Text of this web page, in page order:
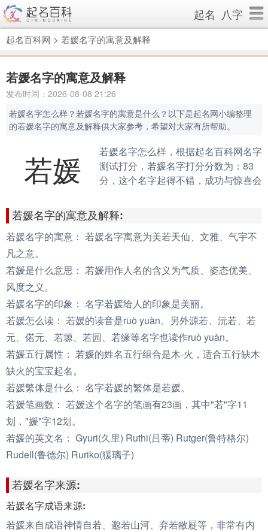
起名 八字
起名百科网 > 若媛名字的寓意及解释
若媛名字的寓意及解释
发布时间：2026-08-08 21:26
若媛名字怎么样？若媛名字的寓意是什么？以下是起名网小编整理
的若媛名字的寓意及解释供大家参考，希望对大家有所帮助。
若媛
若媛名字怎么样，根据起名百科网名字
测试打分，若媛名字打分分数为：83
分，这个名字起得不错，成功与惊喜会
上为很棒的名字，80-90分为很好的名
字，70分以下为不好的名字）
若媛名字的寓意及解释:
若媛名字的寓意： 若媛名字寓意为美若天仙、文雅、气宇不
凡之意。
若媛是什么意思： 若媛用作人名的含义为气质、姿态优美、
风度之义。
若媛名字的印象： 名字若媛给人的印象是美丽。
若媛怎么读： 若媛的读音是ruò yuàn。另外源若、沅若、若
元、偌元、若塬、若园、若缘等名字也读作ruò yuàn。
若媛五行属性： 若媛的姓名五行组合是木-火，适合五行缺木
缺火的宝宝起名。
若媛繁体是什么： 名字若媛的繁体是若媛。
若媛笔画数： 若媛这个名字的笔画有23画，其中"若"字11
划，"媛"字12划。
若媛的英文名： Gyuri(久里) Ruthi(吕蒂) Rutger(鲁特格尔)
Rudell(鲁德尔) Ruriko(猨璃子)
若媛名字来源:
若媛名字成语来源:
若媛来自成语神情自若、邈若山河、弃若敝屣等，非常有内